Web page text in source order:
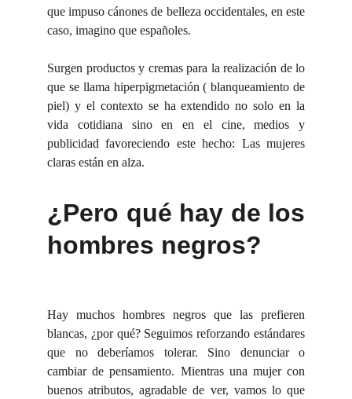
que impuso cánones de belleza occidentales, en este
caso, imagino que españoles.
Surgen productos y cremas para la realización de lo
que se llama hiperpigmetación ( blanqueamiento de
piel) y el contexto se ha extendido no solo en la
vida cotidiana sino en en el cine, medios y
publicidad favoreciendo este hecho: Las mujeres
claras están en alza.
¿Pero qué hay de los
hombres negros?
Hay muchos hombres negros que las prefieren
blancas, ¿por qué? Seguimos reforzando estándares
que no deberíamos tolerar. Sino denunciar o
cambiar de pensamiento. Mientras una mujer con
buenos atributos, agradable de ver, vamos lo que